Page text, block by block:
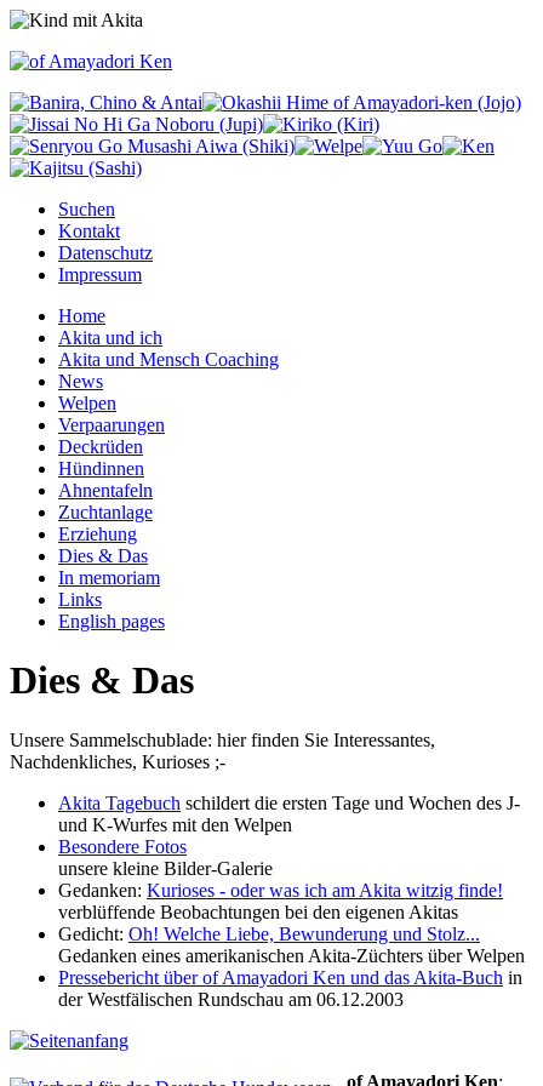
Suchen
Kontakt
Datenschutz
Impressum
Home
Akita und ich
Akita und Mensch Coaching
News
Welpen
Verpaarungen
Deckrüden
Hündinnen
Ahnentafeln
Zuchtanlage
Erziehung
Dies & Das
In memoriam
Links
English pages
Dies & Das
Unsere Sammelschublade: hier finden Sie Interessantes,
Nachdenkliches, Kurioses ;-
Akita Tagebuch schildert die ersten Tage und Wochen des J-
und K-Wurfes mit den Welpen
Besondere Fotos
unsere kleine Bilder-Galerie
Gedanken: Kurioses - oder was ich am Akita witzig finde!
verblüffende Beobachtungen bei den eigenen Akitas
Gedicht: Oh! Welche Liebe, Bewunderung und Stolz...
Gedanken eines amerikanischen Akita-Züchters über Welpen
Pressebericht über of Amayadori Ken und das Akita-Buch in
der Westfälischen Rundschau am 06.12.2003
of Amayadori Ken: